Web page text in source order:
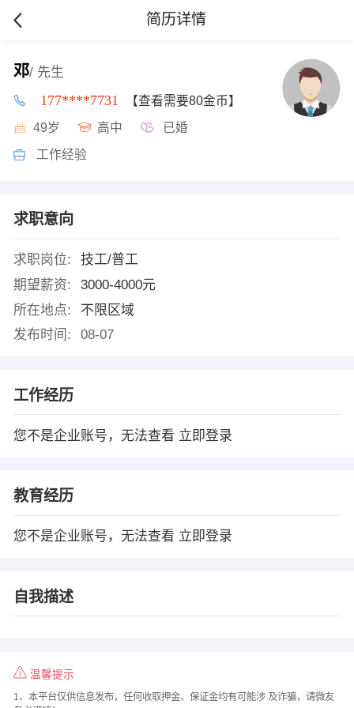
简历详情
邓/ 先生
177****7731 【查看需要80金币】
49岁 高中 已婚
工作经验
求职意向
求职岗位:
技工/普工
期望薪资:
3000-4000元
所在地点:
不限区域
发布时间:
08-07
工作经历
您不是企业账号，无法查看 立即登录
教育经历
您不是企业账号，无法查看 立即登录
自我描述
温馨提示
1、本平台仅供信息发布，任何收取押金、保证金均有可能涉 及诈骗，请微友